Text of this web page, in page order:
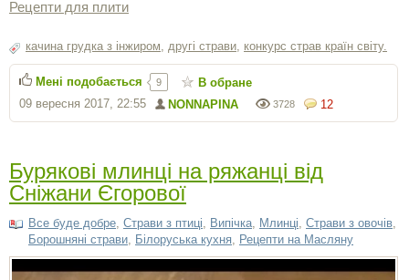
Рецепти для плити
качина грудка з інжиром, другі страви, конкурс страв країн світу.
12
3728
NONNAPINA
09 вересня 2017, 22:55
Мені подобається 9 В обране
Бурякові млинці на ряжанці від
Сніжани Єгорової
Все буде добре, Страви з птиці, Випічка, Млинці, Страви з овочів,
Борошняні страви, Білоруська кухня, Рецепти на Масляну